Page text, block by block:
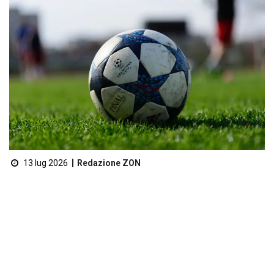
13 lug 2026 Redazione ZON